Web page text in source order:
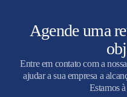
Agende uma
Entre em contato com a
ajudar a sua empresa a
Estamos